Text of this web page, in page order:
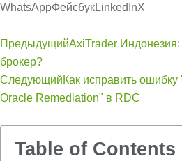
WhatsAppФейсбукLinkedInХ
ПредыдущийAxiTrader
брокер?
СледующийКак исправить
Oracle Remediation" в RDC
Table of Contents